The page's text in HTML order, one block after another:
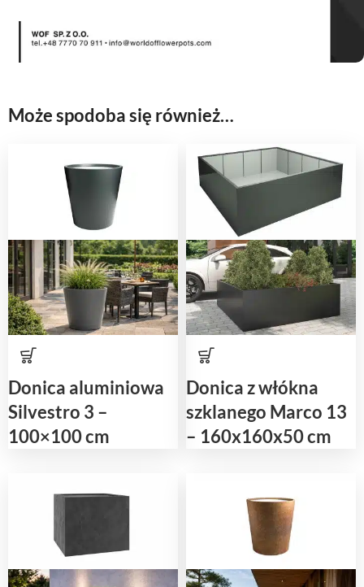
Może spodoba się również…
Donica aluminiowa
Silvestro 3 –
100×100 cm
Donica z włókna
szklanego Marco 13
– 160x160x50 cm